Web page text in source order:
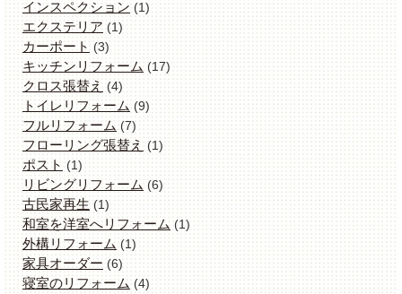
インスペクション(1)
エクステリア (1)
カーポート (3)
キッチンリフォーム(17)
クロス張替え (4)
トイレリフォーム(9)
フルリフォーム(7)
フローリング張替え (1)
ポスト(1)
リビングリフォーム(6)
古民家再生 (1)
和室を洋室へリフォーム(1)
外構リフォーム(1)
家具オーダー (6)
寝室のリフォーム(4)